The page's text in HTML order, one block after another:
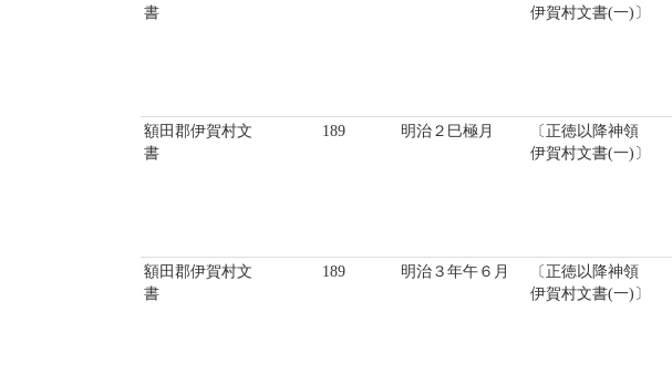
書
伊賀村文書(一)〕
額田郡伊賀村文
書
189 明治２巳極月
〔正徳以降神領
伊賀村文書(一)〕
額田郡伊賀村文
書
189 明治３年午６月
〔正徳以降神領
伊賀村文書(一)〕